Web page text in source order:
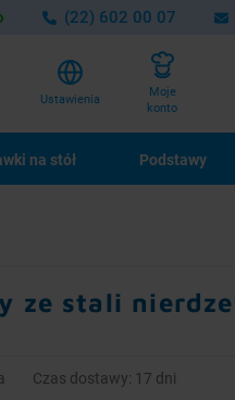
(22) 602 00 07
Ustawienia
Moje
konto
na stół Podstawy
ze stali
Czas dostawy: 17 dni